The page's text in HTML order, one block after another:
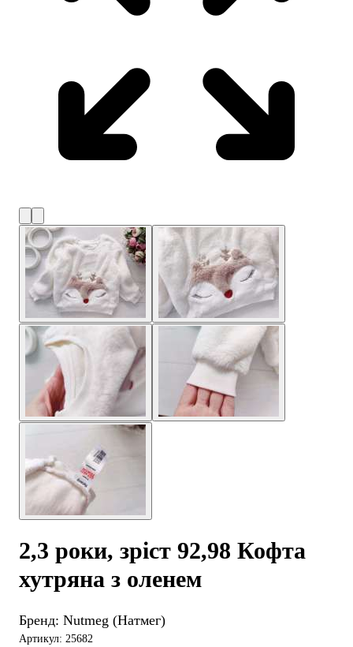
2,3 роки, зріст 92,98 Кофта
хутряна з оленем
Бренд: Nutmeg (Натмег)
Артикул: 25682